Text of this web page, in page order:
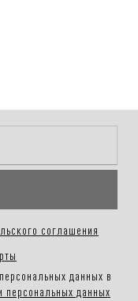
соглашения
данных в
персональных данных